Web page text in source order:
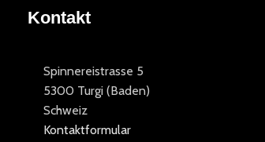
Kontakt
Spinnereistrasse 5
5300 Turgi (Baden)
Schweiz
Kontaktformular